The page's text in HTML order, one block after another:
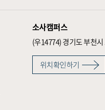
소사캠퍼스
(우14774)경기도 부천
위치확인하기